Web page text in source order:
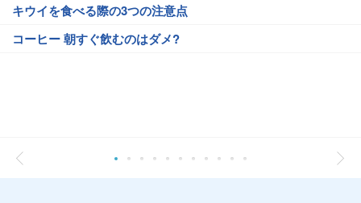
キウイを食べる際の3つの注意点
コーヒー 朝すぐ飲むのはダメ?